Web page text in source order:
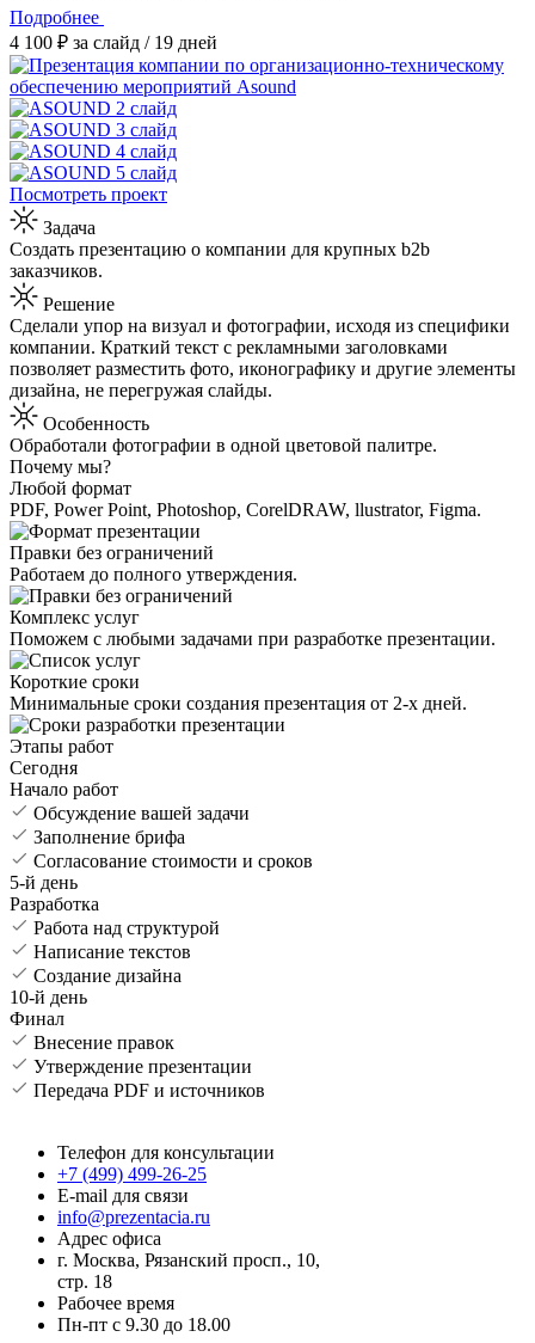
Подробнее
4 100 ₽ за слайд / 19 дней
Посмотреть проект
Задача
Создать презентацию о компании для крупных b2b
заказчиков.
Решение
Сделали упор на визуал и фотографии, исходя из специфики
компании. Краткий текст с рекламными заголовками
позволяет разместить фото, иконографику и другие элементы
дизайна, не перегружая слайды.
Особенность
Обработали фотографии в одной цветовой палитре.
Почему мы?
Любой формат
PDF, Power Point, Photoshop, CorelDRAW, llustrator, Figma.
Правки без ограничений
Работаем до полного утверждения.
Комплекс услуг
Поможем с любыми задачами при разработке презентации.
Короткие сроки
Минимальные сроки создания презентация от 2-х дней.
Этапы работ
Сегодня
Начало работ
Обсуждение вашей задачи
Заполнение брифа
Согласование стоимости и сроков
5-й день
Разработка
Работа над структурой
Написание текстов
Создание дизайна
10-й день
Финал
Внесение правок
Утверждение презентации
Передача PDF и источников
Телефон для консультации
+7 (499) 499-26-25
E-mail для связи
info@prezentacia.ru
Адрес офиса
г. Москва, Рязанский просп., 10,
стр. 18
Рабочее время
Пн-пт с 9.30 до 18.00